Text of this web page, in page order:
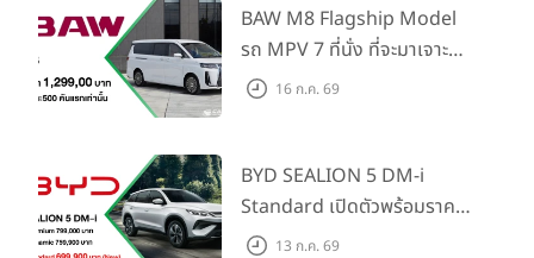
Traffic Monitor เพียงจอง
ภายใน 31 ก.ค. 2569 รับบัตร
น้ำมันมูลค่า 10,000 บาท
BAW M8 Flagship Model
รถ MPV 7 ที่นั่ง ที่จะมาเจาะ
ตลาดครอบครัวและองค์กรยุค
แรก)
16 ก.ค. 69
BYD SEALION 5 DM-i
Standard เปิดตัวพร้อมราคา
คาดการณ์ 699,900 บาท รุ่น
13 ก.ค. 69